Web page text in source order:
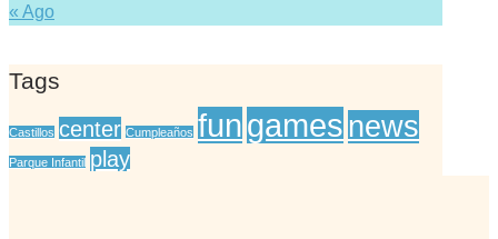
« Ago
Tags
Castillos center Cumpleaños fungames news
Parque Infantil play